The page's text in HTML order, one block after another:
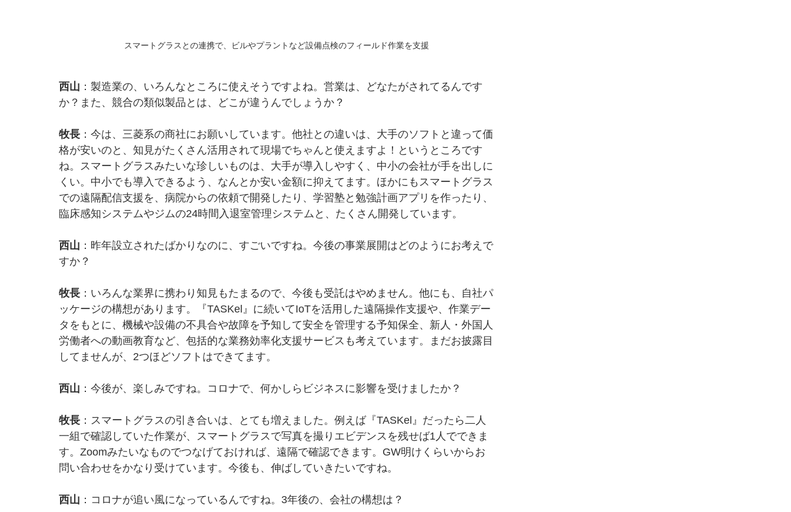
スマートグラスとの連携で、ビルやプラントなど設備点検のフィールド作業を支援
西山 ：製造業の、いろんなところに使えそうですよね。営業は、どなたがされてるんです
か？また、競合の類似製品とは、どこが違うんでしょうか？
牧長 ：今は、三菱系の商社にお願いしています。他社との違いは、大手のソフトと違って価
格が安いのと、知見がたくさん活用されて現場でちゃんと使えますよ！というところです
ね。スマートグラスみたいな珍しいものは、大手が導入しやすく、中小の会社が手を出しに
くい。中小でも導入できるよう、なんとか安い金額に抑えてます。ほかにもスマートグラス
での遠隔配信支援を、病院からの依頼で開発したり、学習塾と勉強計画アプリを作ったり、
臨床感知システムやジムの24時間入退室管理システムと、たくさん開発しています。
西山 ：昨年設立されたばかりなのに、すごいですね。今後の事業展開はどのようにお考えで
すか？
牧長 ：いろんな業界に携わり知見もたまるので、今後も受託はやめません。他にも、自社パ
ッケージの構想があります。『TASKel』に続いてIoTを活用した遠隔操作支援や、作業デー
タをもとに、機械や設備の不具合や故障を予知して安全を管理する予知保全、新⼈・外国⼈
労働者への動画教育など、包括的な業務効率化⽀援サービスも考えています。まだお披露目
してませんが、2つほどソフトはできてます。
西山 ：今後が、楽しみですね。コロナで、何かしらビジネスに影響を受けましたか？
牧長 ：スマートグラスの引き合いは、とても増えました。例えば『TASKel』だったら二人
一組で確認していた作業が、スマートグラスで写真を撮りエビデンスを残せば1人でできま
す。Zoomみたいなものでつなげておければ、遠隔で確認できます。GW明けくらいからお
問い合わせをかなり受けています。今後も、伸ばしていきたいですね。
西山 ：コロナが追い風になっているんですね。3年後の、会社の構想は？